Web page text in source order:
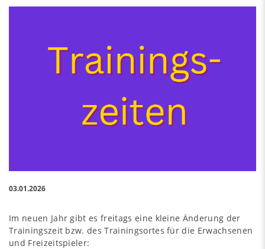
03.01.2026
Im neuen Jahr gibt es freitags eine kleine Änderung der
Trainingszeit bzw. des Trainingsortes für die Erwachsenen
und Freizeitspieler: